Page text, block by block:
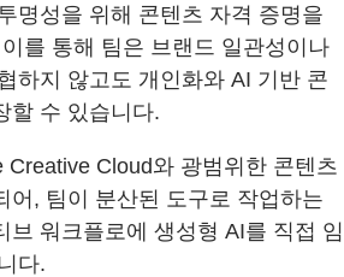
명성을 위해 콘텐츠 자격 증명을
를 통해 팀은 브랜드 일관성이나
하지 않고도 개인화와 AI 기반 콘
할 수 있습니다.
Creative Cloud와 광범위한 콘텐츠
어, 팀이 분산된 도구로 작업하는
브 워크플로에 생성형 AI를 직접 임
다.